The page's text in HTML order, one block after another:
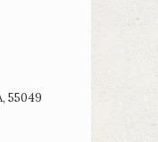
55049